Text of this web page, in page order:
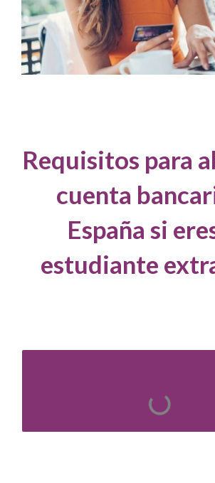
Requisitos para
cuenta
España si
estudiante